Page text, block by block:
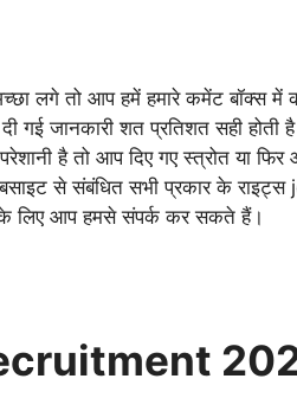
लगे तो आप हमें हमारे कमेंट बॉक्स
गई जानकारी शत प्रतिशत सही होती
है तो आप दिए गए स्त्रोत या
से संबंधित सभी प्रकार के राइट्स
के लिए आप हमसे संपर्क कर सकते हैं।